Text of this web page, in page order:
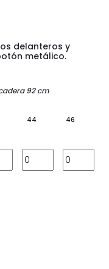
delanteros y
metálico.
92 cm
44
46